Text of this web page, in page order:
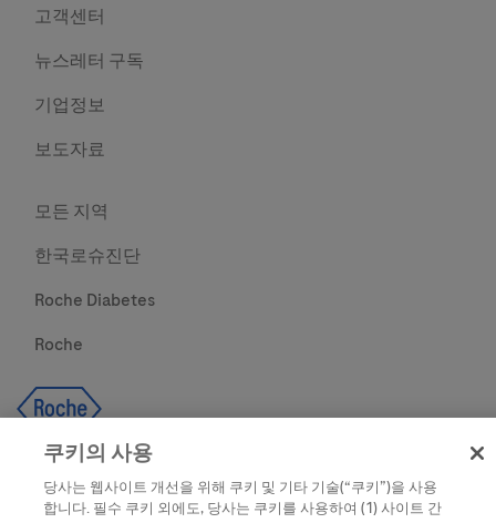
고객센터
뉴스레터 구독
기업정보
보도자료
모든 지역
한국로슈진단
Roche Diabetes
Roche
쿠키의 사용
당사는 웹사이트 개선을 위해 쿠키 및 기타 기술(“쿠키”)을 사용
합니다. 필수 쿠키 외에도, 당사는 쿠키를 사용하여 (1) 사이트 간